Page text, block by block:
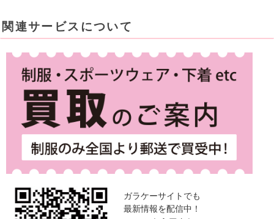
関連サービスについて
ガラケーサイトでも
最新情報を配信中！